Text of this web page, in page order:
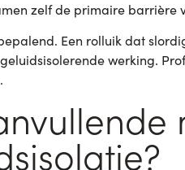
zelf de primaire barrière
Een rolluik dat
werking.